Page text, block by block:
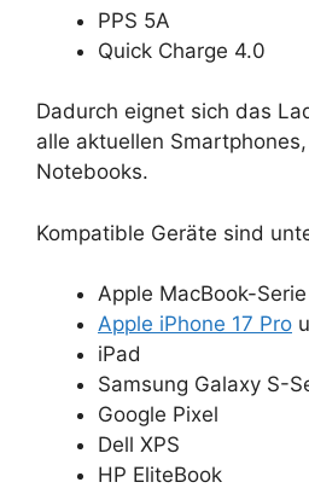
PPS 5A
Quick Charge 4.0
Dadurch eignet sich das
alle aktuellen
Notebooks.
Kompatible Geräte sind
Apple MacBook-Serie
Apple iPhone 17 Pro
iPad
Samsung Galaxy S-
Google Pixel
Dell XPS
HP EliteBook